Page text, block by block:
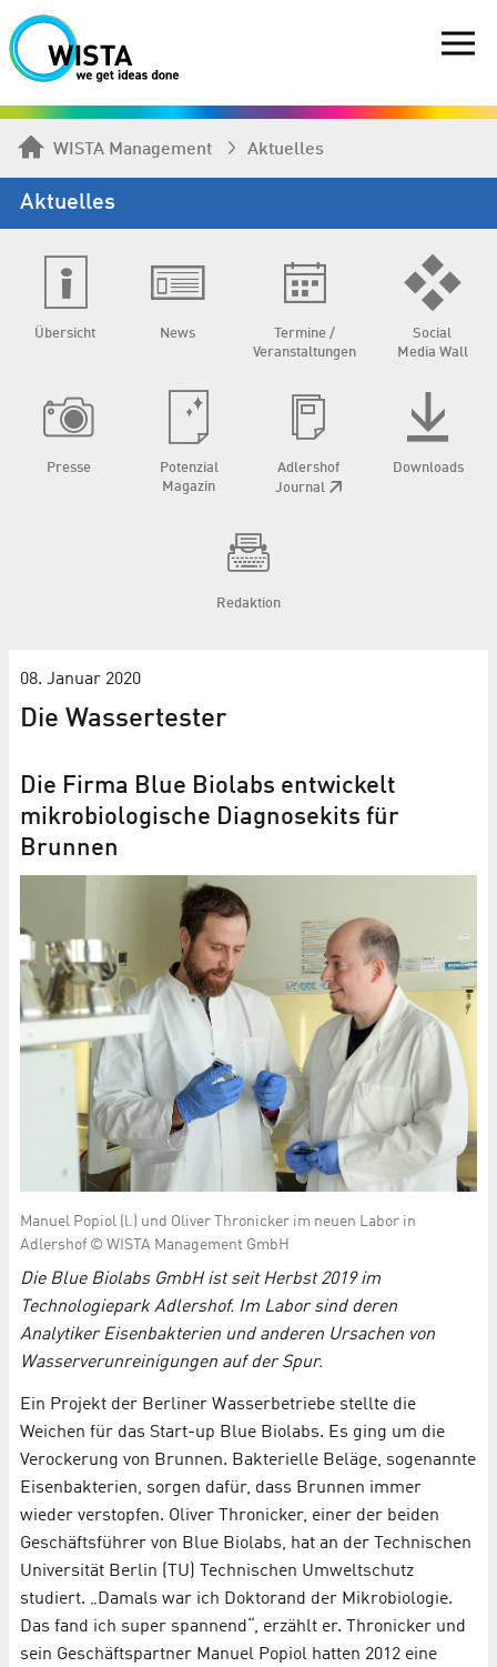
WISTA Management Aktuelles
Aktuelles
Übersicht News
Termine /
Veranstaltungen
Social
Media Wall
Presse
Potenzial
Magazin
Adlershof
Journal
Downloads
Redaktion
08. Januar 2020
Die Wassertester
Die Firma Blue Biolabs entwickelt
mikrobiologische Diagnosekits für
Brunnen
Manuel Popiol (l.) und Oliver Thronicker im neuen Labor in
Adlershof © WISTA Management GmbH
Die Blue Biolabs GmbH ist seit Herbst 2019 im
Technologiepark Adlershof. Im Labor sind deren
Analytiker Eisenbakterien und anderen Ursachen von
Wasserverunreinigungen auf der Spur.
Ein Projekt der Berliner Wasserbetriebe stellte die
Weichen für das Start-up Blue Biolabs. Es ging um die
Verockerung von Brunnen. Bakterielle Beläge, sogenannte
Eisenbakterien, sorgen dafür, dass Brunnen immer
wieder verstopfen. Oliver Thronicker, einer der beiden
Geschäftsführer von Blue Biolabs, hat an der Technischen
Universität Berlin (TU) Technischen Umweltschutz
studiert. „Damals war ich Doktorand der Mikrobiologie.
Das fand ich super spannend“, erzählt er. Thronicker und
sein Geschäftspartner Manuel Popiol hatten 2012 eine